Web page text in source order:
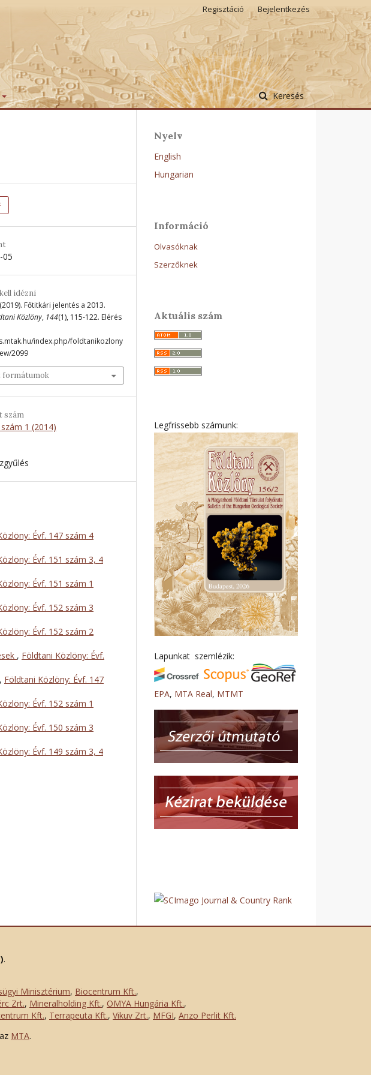
Keresés
Regisztáció Bejelentkezés
05
idézni
Főtitkári jelentés a 2013.
Közlöny, 144(1), 115-122. Elérés
index.php/foldtanikozlony
2099
formátumok
szám
1 (2014)
Évf. 147 szám 4
Évf. 151 szám 3, 4
Évf. 151 szám 1
Évf. 152 szám 3
Évf. 152 szám 2
, Földtani Közlöny: Évf.
, Földtani Közlöny: Évf. 147
Évf. 152 szám 1
Évf. 150 szám 3
Évf. 149 szám 3, 4
Nyelv
English
Hungarian
Információ
Olvasóknak
Szerzőknek
Aktuális szám
Legfrissebb számunk:
Lapunkat szemlézik:
EPA, MTA Real, MTMT
.
Minisztérium, Biocentrum Kft.,
Zrt., Mineralholding Kft., OMYA Hungária Kft.,
Kft., Terrapeuta Kft., Vikuv Zrt., MFGI, Anzo Perlit Kft.
MTA.